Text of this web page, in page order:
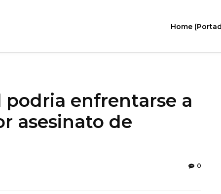
Home
enfrentarse a
asesinato de
0